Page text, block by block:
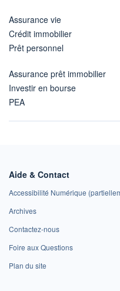
Assurance vie
Crédit immobilier
Prêt personnel
Assurance prêt immobilier
Investir en bourse
PEA
Aide & Contact
Accessibilité Numérique
Archives
Contactez-nous
Foire aux Questions
Plan du site